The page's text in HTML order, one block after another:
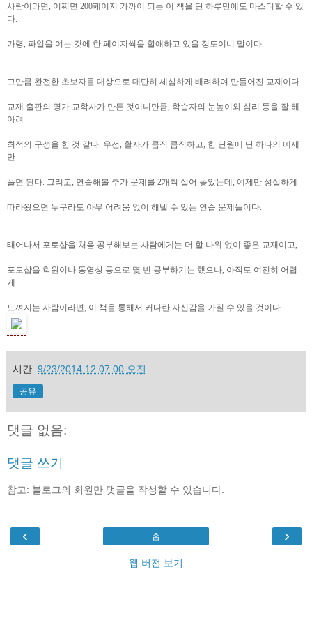
사람이라면, 어쩌면 200페이지 가까이 되는 이 책을 단 하루만에도 마스터할 수 있
다.
가령, 파일을 여는 것에 한 페이지씩을 할애하고 있을 정도이니 말이다.
그만큼 완전한 초보자를 대상으로 대단히 세심하게 배려하여 만들어진 교재이다.
교재 출판의 명가 교학사가 만든 것이니만큼, 학습자의 눈높이와 심리 등을 잘 헤
아려
최적의 구성을 한 것 같다. 우선, 활자가 큼직 큼직하고, 한 단원에 단 하나의 예제
만
풀면 된다. 그리고, 연습해볼 추가 문제를 2개씩 실어 놓았는데, 예제만 성실하게
따라왔으면 누구라도 아무 어려움 없이 해낼 수 있는 연습 문제들이다.
태어나서 포토샵을 처음 공부해보는 사람에게는 더 할 나위 없이 좋은 교재이고,
포토샵을 학원이나 동영상 등으로 몇 번 공부하기는 했으나, 아직도 여전히 어렵
게
느껴지는 사람이라면, 이 책을 통해서 커다란 자신감을 가질 수 있을 것이다.
시간: 9/23/2014 12:07:00 오전
공유
댓글 없음:
댓글 쓰기
참고: 블로그의 회원만 댓글을 작성할 수 있습니다.
‹ ›
홈
웹 버전 보기